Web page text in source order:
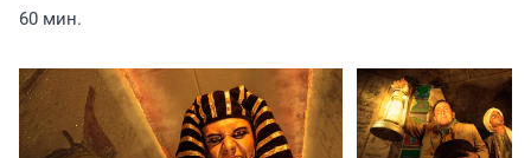
60 мин.